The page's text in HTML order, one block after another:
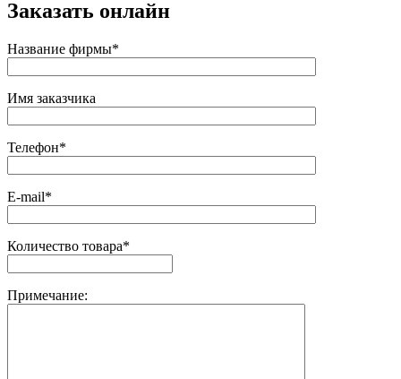
Заказать онлайн
Название фирмы*
Имя заказчика
Телефон*
E-mail*
Количество товара*
Примечание: